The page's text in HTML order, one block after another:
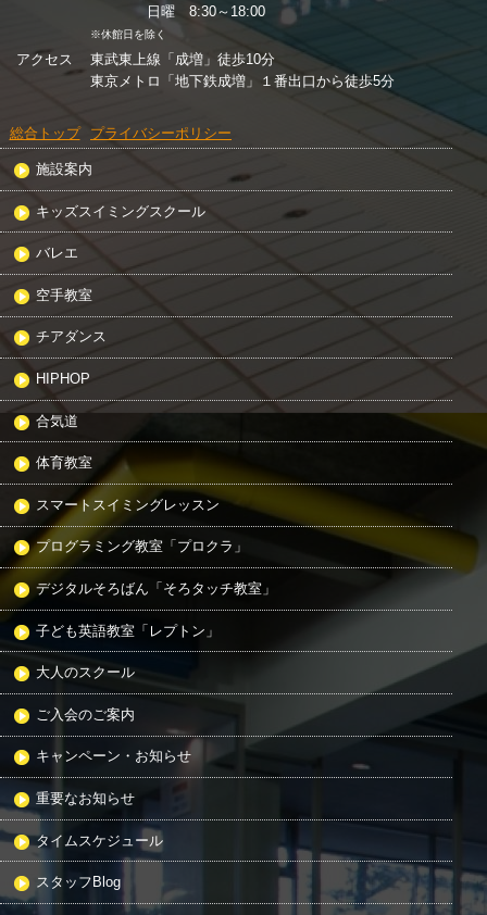
日曜 8:30～18:00
※休館日を除く
アクセス
東武東上線「成増」徒歩10分
東京メトロ「地下鉄成増」１番出口から徒歩5分
総合トップ プライバシーポリシー
施設案内
キッズスイミングスクール
バレエ
空手教室
チアダンス
HIPHOP
合気道
体育教室
スマートスイミングレッスン
プログラミング教室「プロクラ」
デジタルそろばん「そろタッチ教室」
子ども英語教室「レプトン」
大人のスクール
ご入会のご案内
キャンペーン・お知らせ
重要なお知らせ
タイムスケジュール
スタッフBlog